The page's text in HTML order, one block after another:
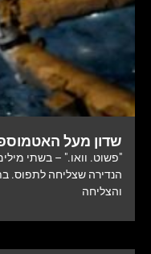
שדון מעל
"פשוט. וואו." – בשתי
והצליחה